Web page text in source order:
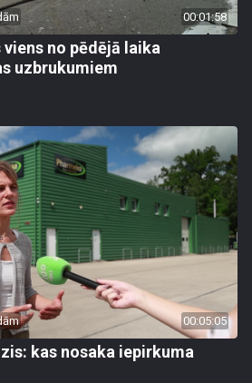
00:01:58
no pēdējā laika
uzbrukumiem
00:05:05
kas nosaka iepirkuma